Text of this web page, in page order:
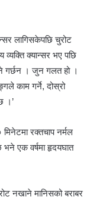
लागिसकेपछि चुरोट
व्यक्ति क्यान्सर भए पछि
गर्छन । जुन गलत हो ।
काम गर्ने, दोस्रो
।’
रक्तचाप नर्मल
एक वर्षमा हृदयघात
नखाने मानिसको बराबर